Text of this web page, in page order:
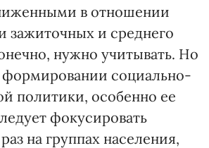
в отношении
зажиточных и среднего
нужно учитывать. Но
формировании социально-
политики, особенно ее
фокусировать
на группах населения,